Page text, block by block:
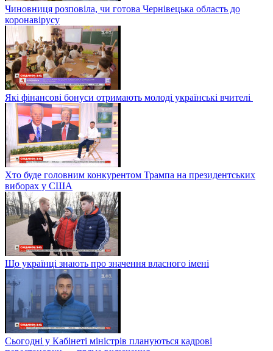
Чиновниця розповіла, чи готова Чернівецька область до
коронавірусу
Які фінансові бонуси отримають молоді українські вчителі
Хто буде головним конкурентом Трампа на президентських
виборах у США
Що українці знають про значення власного імені
Сьогодні у Кабінеті міністрів плануються кадрові